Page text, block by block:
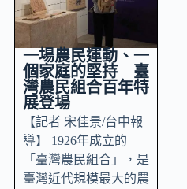
一場農民運動、一
個家庭的堅持 臺
灣農民組合百年特
展登場
【記者 宋佳景/台中報
導】 1926年成立的
「臺灣農民組合」，是
臺灣近代規模最大的農